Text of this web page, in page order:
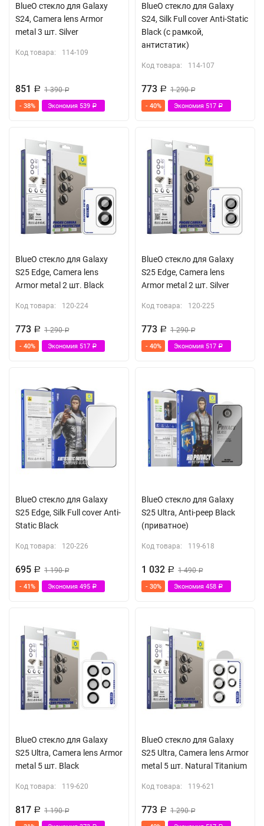
BlueO стекло для Galaxy
S24, Camera lens Armor
metal 3 шт. Silver
Код товара: 114-109
851 Р 1 390Р
- 38% Экономия 539 Р
BlueO стекло для Galaxy
S24, Silk Full cover Anti-Static
Black (с рамкой,
антистатик)
Код товара: 114-107
773 Р 1 290Р
- 40% Экономия 517 Р
BlueO стекло для Galaxy
S25 Edge, Camera lens
Armor metal 2 шт. Black
Код товара: 120-224
773 Р 1 290Р
- 40% Экономия 517 Р
BlueO стекло для Galaxy
S25 Edge, Camera lens
Armor metal 2 шт. Silver
Код товара: 120-225
773 Р 1 290Р
- 40% Экономия 517 Р
BlueO стекло для Galaxy
S25 Edge, Silk Full cover Anti-
Static Black
Код товара: 120-226
695 Р 1 190Р
- 41% Экономия 495 Р
BlueO стекло для Galaxy
S25 Ultra, Anti-peep Black
(приватное)
Код товара: 119-618
1 032 Р 1 490Р
- 30% Экономия 458 Р
BlueO стекло для Galaxy
S25 Ultra, Camera lens Armor
metal 5 шт. Black
Код товара: 119-620
817 Р 1 190Р
BlueO стекло для Galaxy
S25 Ultra, Camera lens Armor
metal 5 шт. Natural Titanium
Код товара: 119-621
773 Р 1 290Р